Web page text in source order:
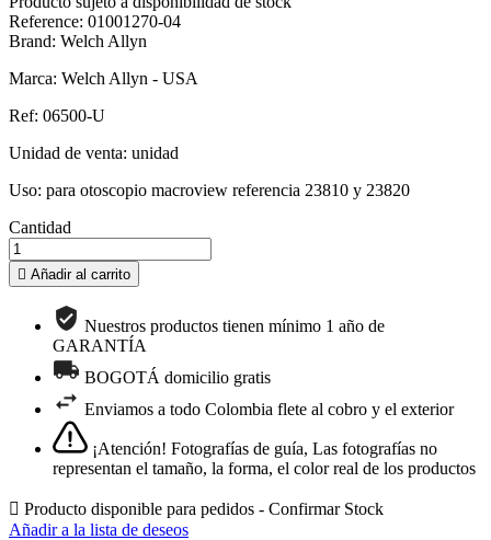
Reference: 01001270-04
Brand: Welch Allyn
Marca: Welch Allyn - USA
Ref: 06500-U
Unidad de venta: unidad
Uso: para otoscopio macroview referencia 23810 y 23820
Cantidad
 Añadir al carrito
Nuestros productos tienen mínimo 1 año de
GARANTÍA
BOGOTÁ domicilio gratis
Enviamos a todo Colombia flete al cobro y el exterior
¡Atención! Fotografías de guía, Las fotografías no
representan el tamaño, la forma, el color real de los productos
 Producto disponible para pedidos - Confirmar Stock
Añadir a la lista de deseos